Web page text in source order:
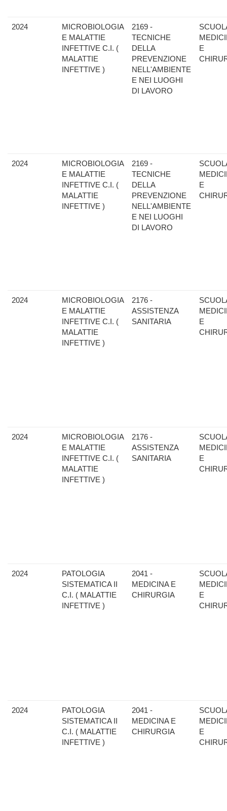
2024
MICROBIOLOGIA
E MALATTIE
INFETTIVE C.I. (
MALATTIE
INFETTIVE )
2169 -
TECNICHE
DELLA
PREVENZIONE
NELL'AMBIENTE
E NEI LUOGHI
DI LAVORO
E
2024
MICROBIOLOGIA
E MALATTIE
INFETTIVE C.I. (
MALATTIE
INFETTIVE )
2169 -
TECNICHE
DELLA
PREVENZIONE
NELL'AMBIENTE
E NEI LUOGHI
DI LAVORO
E
2024
MICROBIOLOGIA
E MALATTIE
INFETTIVE C.I. (
MALATTIE
INFETTIVE )
2176 -
ASSISTENZA
SANITARIA
E
2024
MICROBIOLOGIA
E MALATTIE
INFETTIVE C.I. (
MALATTIE
INFETTIVE )
2176 -
ASSISTENZA
SANITARIA
E
2024
PATOLOGIA
SISTEMATICA II
C.I. ( MALATTIE
INFETTIVE )
2041 -
MEDICINA E
CHIRURGIA
E
2024
PATOLOGIA
SISTEMATICA II
C.I. ( MALATTIE
INFETTIVE )
2041 -
MEDICINA E
CHIRURGIA
E